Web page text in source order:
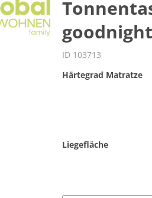
ID 103713
Härtegrad Matratze
Liegefläche